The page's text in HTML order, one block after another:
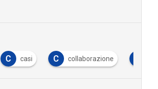
C casi C collaborazione